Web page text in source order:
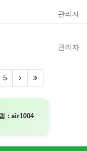
등록자
관리자
등록자
관리자
5
: air1004